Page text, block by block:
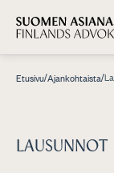
Etusivu/Ajankohtaista/
LAUSUNNOT